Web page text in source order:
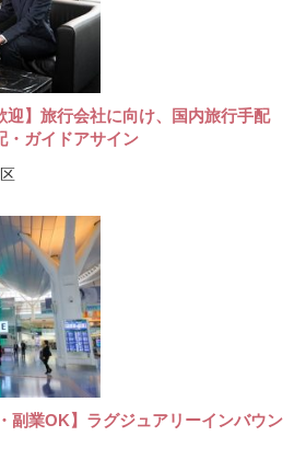
迎】旅行会社に向け、国内旅行手配
・ガイドアサイン
副業OK】ラグジュアリーインバウン